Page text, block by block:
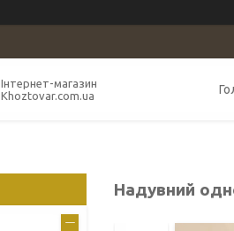
Інтернет-магазин
Khoztovar.com.ua
Надувний